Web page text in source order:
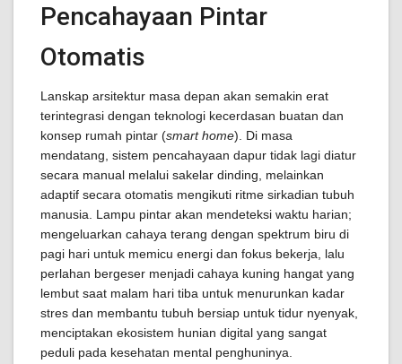
Pencahayaan Pintar
Otomatis
Lanskap arsitektur masa depan akan semakin erat
terintegrasi dengan teknologi kecerdasan buatan dan
konsep rumah pintar (smart home). Di masa
mendatang, sistem pencahayaan dapur tidak lagi diatur
secara manual melalui sakelar dinding, melainkan
adaptif secara otomatis mengikuti ritme sirkadian tubuh
manusia. Lampu pintar akan mendeteksi waktu harian;
mengeluarkan cahaya terang dengan spektrum biru di
pagi hari untuk memicu energi dan fokus bekerja, lalu
perlahan bergeser menjadi cahaya kuning hangat yang
lembut saat malam hari tiba untuk menurunkan kadar
stres dan membantu tubuh bersiap untuk tidur nyenyak,
menciptakan ekosistem hunian digital yang sangat
peduli pada kesehatan mental penghuninya.